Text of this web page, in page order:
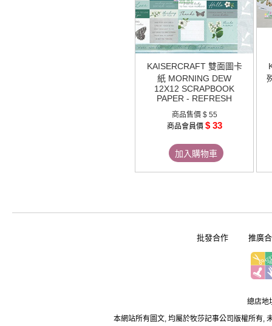
KAISERCRAFT 雙面圖卡
紙 MORNING DEW
12X12 SCRAPBOOK
PAPER - REFRESH
商品售價 $ 55
商品會員價 $ 33
加入購物車
批發合作 推廣
總店地
本網站所有圖文, 均屬於牧莎記事公司版權所有,